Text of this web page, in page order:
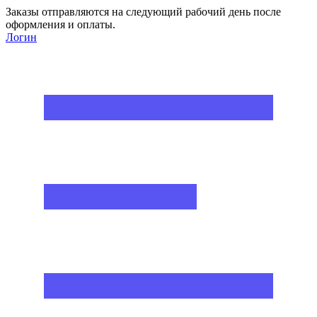
Заказы отправляются на следующий рабочий день после
оформления и оплаты.
Логин